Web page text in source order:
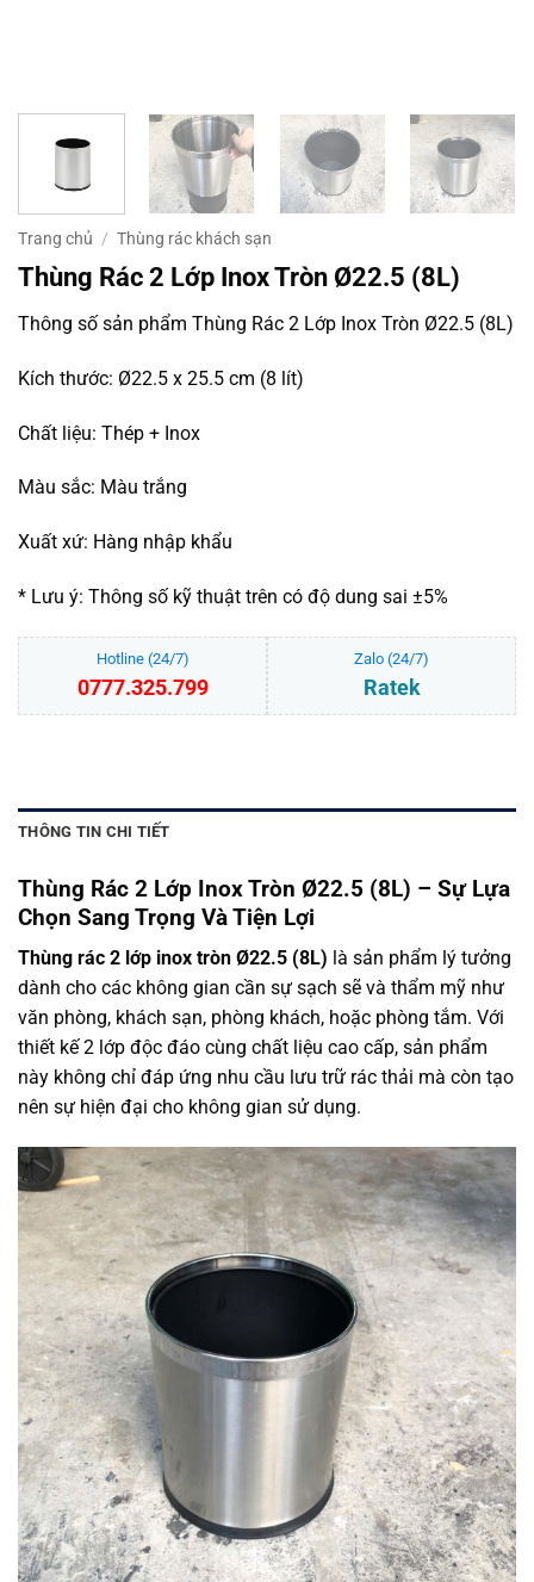
Trang chủ / Thùng rác khách sạn
Thùng Rác 2 Lớp Inox Tròn Ø22.5 (8L)
Thông số sản phẩm Thùng Rác 2 Lớp Inox Tròn Ø22.5 (8L)
Kích thước: Ø22.5 x 25.5 cm (8 lít)
Chất liệu: Thép + Inox
Màu sắc: Màu trắng
Xuất xứ: Hàng nhập khẩu
* Lưu ý: Thông số kỹ thuật trên có độ dung sai ±5%
Hotline (24/7)
0777.325.799
Zalo (24/7)
Ratek
THÔNG TIN CHI TIẾT
Thùng Rác 2 Lớp Inox Tròn Ø22.5 (8L) – Sự Lựa
Chọn Sang Trọng Và Tiện Lợi
Thùng rác 2 lớp inox tròn Ø22.5 (8L) là sản phẩm lý tưởng
dành cho các không gian cần sự sạch sẽ và thẩm mỹ như
văn phòng, khách sạn, phòng khách, hoặc phòng tắm. Với
thiết kế 2 lớp độc đáo cùng chất liệu cao cấp, sản phẩm
này không chỉ đáp ứng nhu cầu lưu trữ rác thải mà còn tạo
nên sự hiện đại cho không gian sử dụng.